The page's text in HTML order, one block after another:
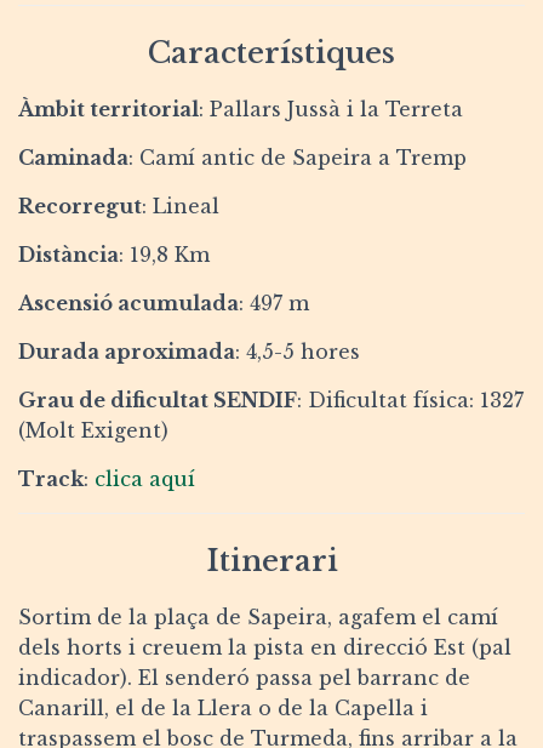
Característiques
Àmbit territorial: Pallars Jussà i la Terreta
Caminada: Camí antic de Sapeira a Tremp
Recorregut: Lineal
Distància: 19,8 Km
Ascensió acumulada: 497 m
Durada aproximada: 4,5-5 hores
Grau de dificultat SENDIF: Dificultat física: 1327
(Molt Exigent)
Track: clica aquí
Itinerari
Sortim de la plaça de Sapeira, agafem el camí
dels horts i creuem la pista en direcció Est (pal
indicador). El senderó passa pel barranc de
Canarill, el de la Llera o de la Capella i
traspassem el bosc de Turmeda, fins arribar a la